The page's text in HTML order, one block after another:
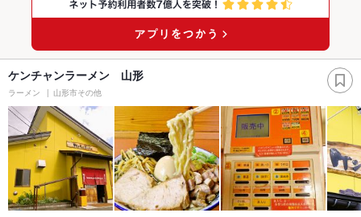
ケンチャンラーメン 山形
ラーメン 山形市その他